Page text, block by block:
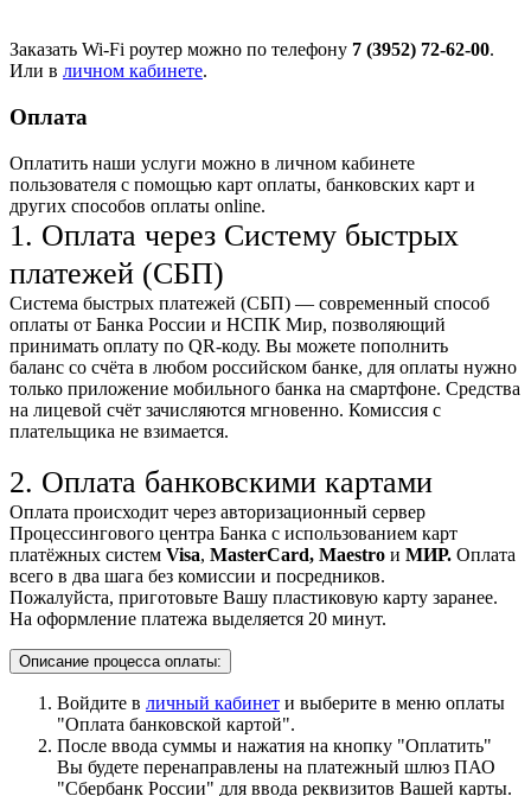
Заказать Wi-Fi роутер можно по телефону 7 (3952) 72-62-00.
Или в личном кабинете.
Оплата
Оплатить наши услуги можно в личном кабинете
пользователя с помощью карт оплаты, банковских карт и
других способов оплаты online.
1. Оплата через Систему быстрых
платежей (СБП)
Система быстрых платежей (СБП) — современный способ
оплаты от Банка России и НСПК Мир, позволяющий
принимать оплату по QR-коду. Вы можете пополнить
баланс со счёта в любом российском банке, для оплаты нужно
только приложение мобильного банка на смартфоне. Средства
на лицевой счёт зачисляются мгновенно. Комиссия с
плательщика не взимается.
2. Оплата банковскими картами
Оплата происходит через авторизационный сервер
Процессингового центра Банка с использованием карт
платёжных систем Visa, MasterCard, Maestro и МИР. Оплата
всего в два шага без комиссии и посредников.
Пожалуйста, приготовьте Вашу пластиковую карту заранее.
На оформление платежа выделяется 20 минут.
Описание процесса оплаты:
Войдите в личный кабинет и выберите в меню оплаты
"Оплата банковской картой".
После ввода суммы и нажатия на кнопку "Оплатить"
Вы будете перенаправлены на платежный шлюз ПАО
"Сбербанк России" для ввода реквизитов Вашей карты.